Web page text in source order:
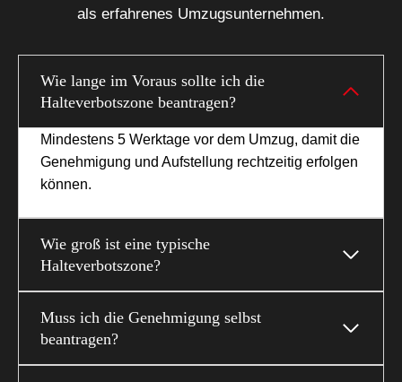
als erfahrenes Umzugsunternehmen.
Wie lange im Voraus sollte ich die
Halteverbotszone beantragen?
Mindestens 5 Werktage vor dem Umzug, damit die
Genehmigung und Aufstellung rechtzeitig erfolgen
können.
Wie groß ist eine typische
Halteverbotszone?
Muss ich die Genehmigung selbst
beantragen?